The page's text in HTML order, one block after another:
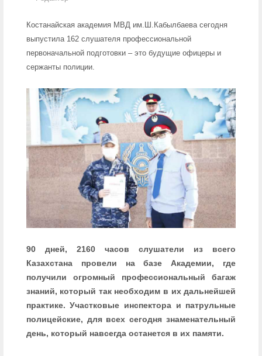
Костанайская академия МВД им.Ш.Кабылбаева сегодня
выпустила 162 слушателя профессиональной
первоначальной подготовки – это будущие офицеры и
сержанты полиции.
90 дней, 2160 часов слушатели из всего
Казахстана провели на базе Академии, где
получили огромный профессиональный багаж
знаний, который так необходим в их дальнейшей
практике. Участковые инспектора и патрульные
полицейские, для всех сегодня знаменательный
день, который навсегда останется в их памяти.